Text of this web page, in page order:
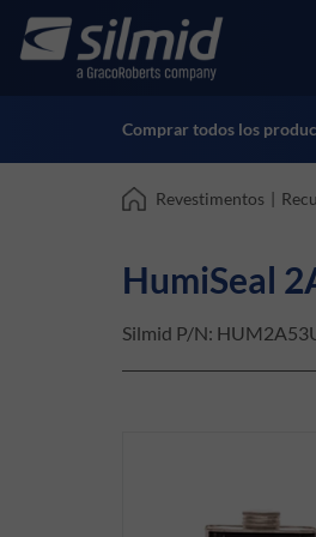
main
Accessories
Ensayos no destructivos
Ver todos los productos
Comprar todos los
Revestimentos |
HumiSeal
Silmid P/N: